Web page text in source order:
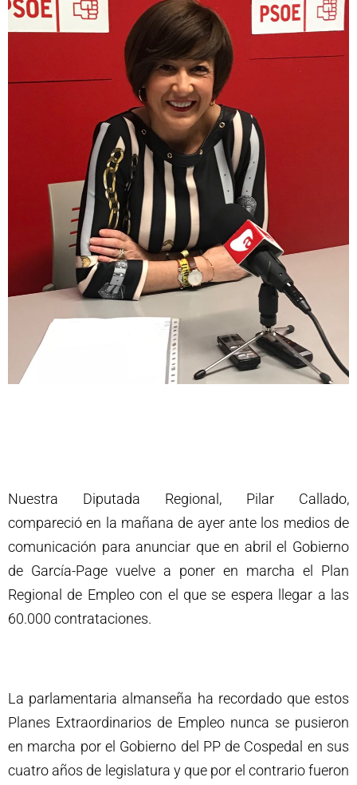
Nuestra Diputada Regional, Pilar Callado,
compareció en la mañana de ayer ante los medios de
comunicación para anunciar que en abril el Gobierno
de García-Page vuelve a poner en marcha el Plan
Regional de Empleo con el que se espera llegar a las
60.000 contrataciones.
La parlamentaria almanseña ha recordado que estos
Planes Extraordinarios de Empleo nunca se pusieron
en marcha por el Gobierno del PP de Cospedal en sus
cuatro años de legislatura y que por el contrario fueron